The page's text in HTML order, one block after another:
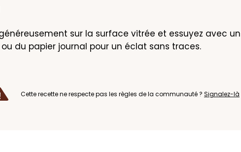
sur la surface vitrée et essuyez avec
du papier journal pour un éclat sans traces.
Cette recette ne respecte pas les règles de la communauté ? Signalez-là